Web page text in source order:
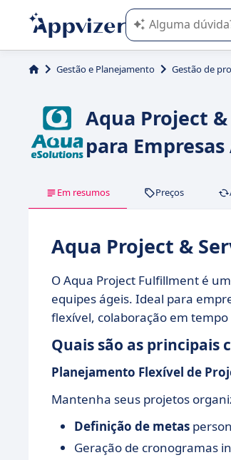
A IA do Appvizer
Gestão e Planejamento Gestão de
Aqua Project
para
Em resumos Preços
Aqua Project &
O Aqua Project Fulfillment é
equipes ágeis. Ideal para
flexível, colaboração em
Quais são as
Planejamento Flexível de
Mantenha seus projetos
Definição de metas
Geração de cronogramas